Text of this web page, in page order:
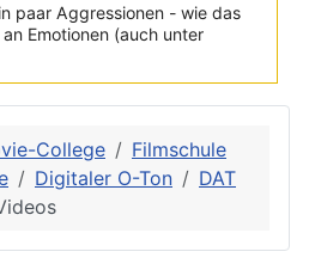
paar Aggressionen - wie das
Emotionen (auch unter
College
Filmschule
Digitaler O-Ton
DAT